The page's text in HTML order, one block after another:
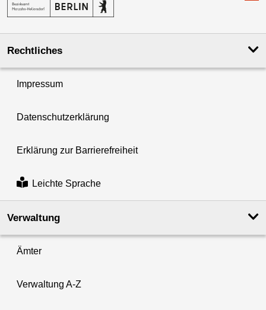
Rechtliches
Impressum
Datenschutzerklärung
Erklärung zur Barrierefreiheit
Leichte Sprache
Verwaltung
Ämter
Verwaltung A-Z